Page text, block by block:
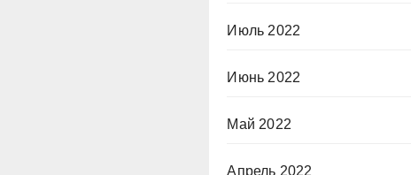
Июль 2022
Июнь 2022
Май 2022
Апрель 2022